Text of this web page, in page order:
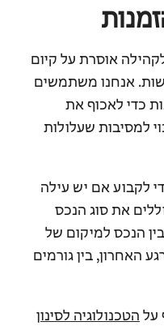
אוסרת על קיום
אנחנו משתמשים
כדי לאכוף את
למסיבות שעלולות
לקבוע אם יש עילה
את סוג הנכס
הנכס למיקום של
האחרון, בין גורמים
על הטכנולוגיה לסינון